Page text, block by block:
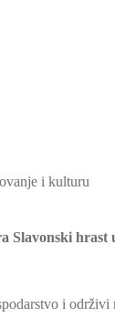
i kulturu
Slavonski
i održivi